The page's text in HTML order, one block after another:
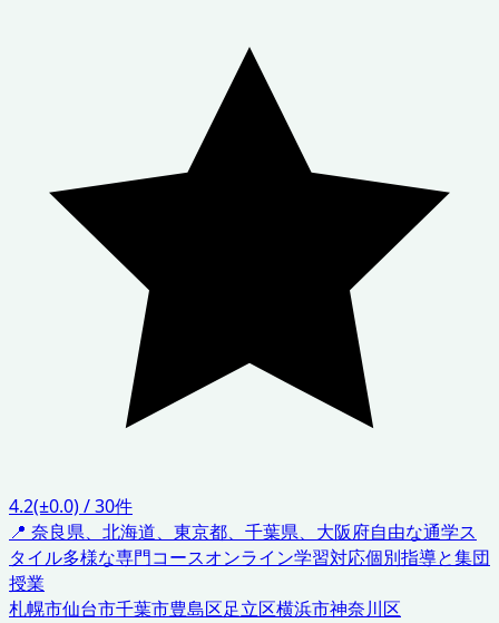
4.2(±0.0)/30件
📍 奈良県、北海道、東京都、千葉県、大阪府自由な通学ス
タイル多様な専門コースオンライン学習対応個別指導と集団
授業
札幌市仙台市千葉市豊島区足立区横浜市神奈川区